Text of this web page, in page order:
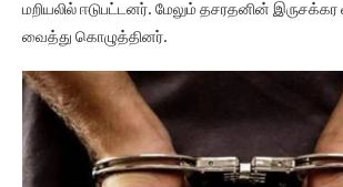
மறியலில் ஈடுபட்டனர். மேலும் தசரதனின்
வைத்து கொழுத்தினர்.